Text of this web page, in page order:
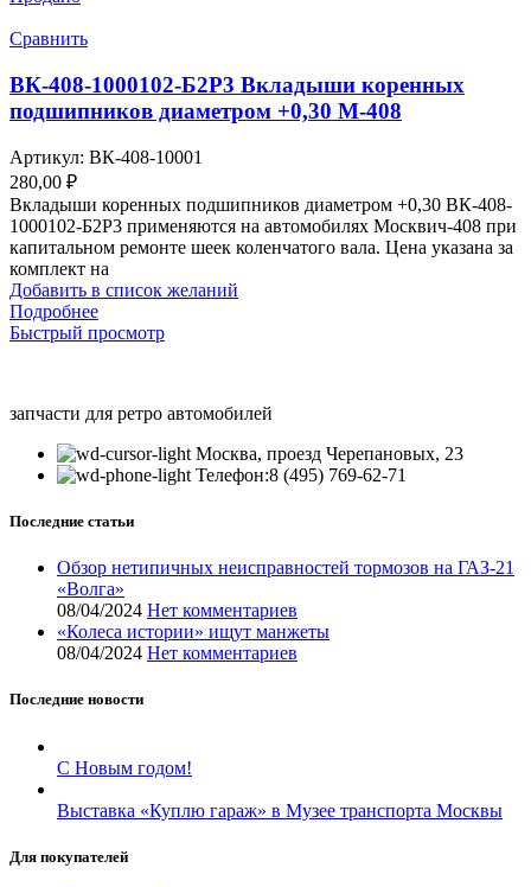
Сравнить
ВК-408-1000102-Б2Р3 Вкладыши коренных
подшипников диаметром +0,30 М-408
Артикул: ВК-408-10001
280,00 ₽
Вкладыши коренных подшипников диаметром +0,30 ВК-408-
1000102-Б2Р3 применяются на автомобилях Москвич-408 при
капитальном ремонте шеек коленчатого вала. Цена указана за
комплект на
Добавить в список желаний
Подробнее
Быстрый просмотр
запчасти для ретро автомобилей
Москва, проезд Черепановых, 23
Телефон:8 (495) 769-62-71
Последние статьи
Обзор нетипичных неисправностей тормозов на ГАЗ-21
«Волга»
08/04/2024 Нет комментариев
«Колеса истории» ищут манжеты
08/04/2024 Нет комментариев
Последние новости
С Новым годом!
Выставка «Куплю гараж» в Музее транспорта Москвы
Для покупателей